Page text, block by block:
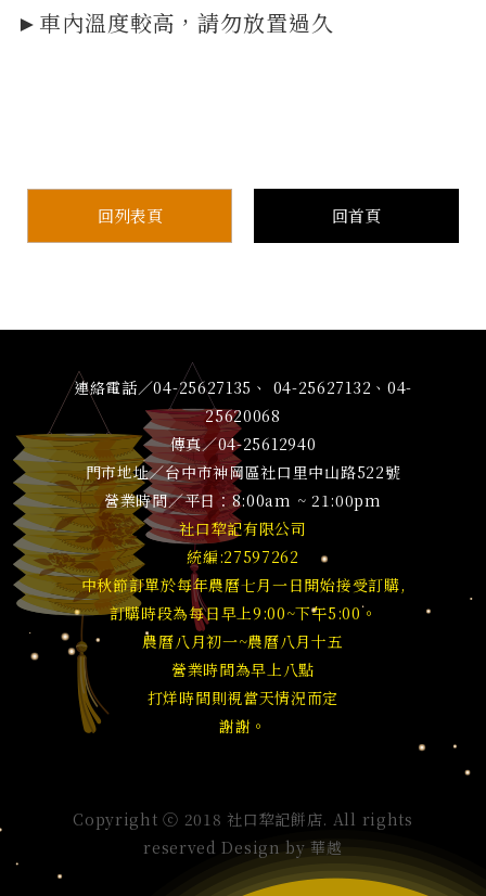
►車內溫度較高，請勿放置過久
回列表頁 回首頁
連絡電話／04-25627135、 04-25627132、04-
25620068
傳真／04-25612940
門市地址／台中市神岡區社口里中山路522號
營業時間／平日：8:00am ~ 21:00pm
社口犂記有限公司
統編:27597262
中秋節訂單於每年農曆七月一日開始接受訂購,
訂購時段為每日早上9:00~下午5:00。
農曆八月初一~農曆八月十五
營業時間為早上八點
打烊時間則視當天情況而定
謝謝。
Copyright ⓒ 2018 社口犂記餅店. All rights
reserved Design by華越